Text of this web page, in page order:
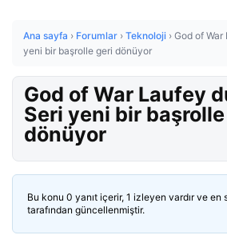
Ana sayfa › Forumlar › Teknoloji › God of
yeni bir başrolle geri dönüyor
God of War Laufey
Seri yeni bir
dönüyor
Bu konu 0 yanıt içerir, 1 izleyen vardır ve en
tarafından güncellenmiştir.